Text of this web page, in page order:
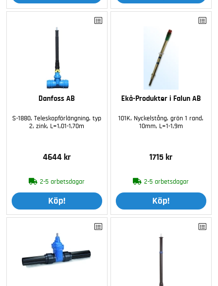
Danfoss AB
S-1880, Teleskopförlängning, typ
2, zink, L=1,01-1,70m
4644 kr
2-5 arbetsdagar
Köp!
Ekå-Produkter i Falun AB
101K, Nyckelstång, grön 1 rand,
10mm, L=1-1,9m
1715 kr
2-5 arbetsdagar
Köp!